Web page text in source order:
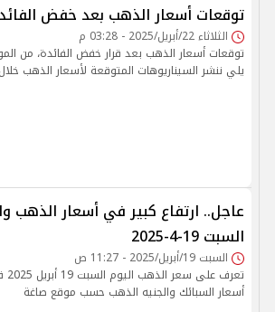
توقعات أسعار الذهب بعد خفض
الثلاثاء 22/أبريل/2025 - 03:28 م
توقعات أسعار الذهب بعد قرار خفض الفائدة، من
يلي ننشر السيناريوهات المتوقعة لأسعار الذهب خلال
عاجل.. ارتفاع كبير في أسعار الذهب
السبت 19-4-2025
السبت 19/أبريل/2025 - 11:27 ص
أسعار السبائك والجنيه الذهب حسب موقع صاغة